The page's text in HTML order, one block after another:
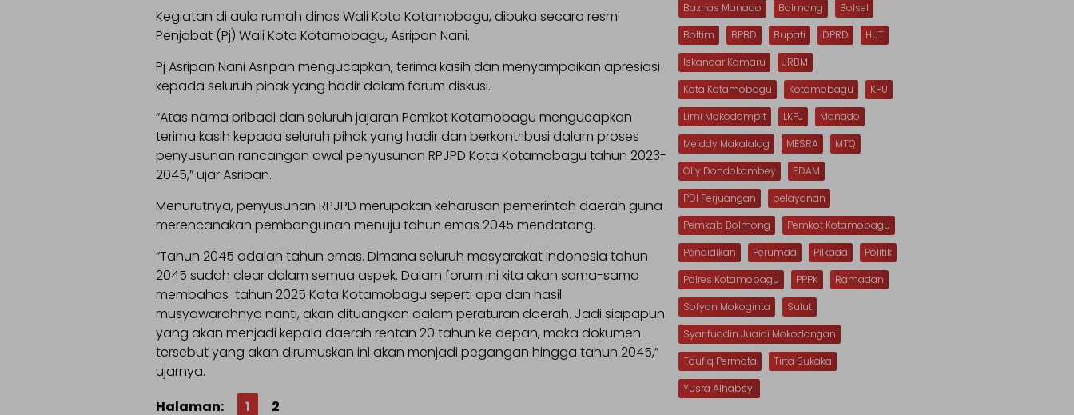
Kegiatan di aula rumah dinas Wali Kota Kotamobagu, dibuka secara resmi
Penjabat (Pj) Wali Kota Kotamobagu, Asripan Nani.
Pj Asripan Nani Asripan mengucapkan, terima kasih dan menyampaikan apresiasi
kepada seluruh pihak yang hadir dalam forum diskusi.
“Atas nama pribadi dan seluruh jajaran Pemkot Kotamobagu mengucapkan
terima kasih kepada seluruh pihak yang hadir dan berkontribusi dalam proses
penyusunan rancangan awal penyusunan RPJPD Kota Kotamobagu tahun 2023-
2045,” ujar Asripan.
Menurutnya, penyusunan RPJPD merupakan keharusan pemerintah daerah guna
merencanakan pembangunan menuju tahun emas 2045 mendatang.
“Tahun 2045 adalah tahun emas. Dimana seluruh masyarakat Indonesia tahun
2045 sudah clear dalam semua aspek. Dalam forum ini kita akan sama-sama
membahas tahun 2025 Kota Kotamobagu seperti apa dan hasil
musyawarahnya nanti, akan dituangkan dalam peraturan daerah. Jadi siapapun
yang akan menjadi kepala daerah rentan 20 tahun ke depan, maka dokumen
tersebut yang akan dirumuskan ini akan menjadi pegangan hingga tahun 2045,”
ujarnya.
Halaman:
1 2
Baznas Manado
Bolmong
Bolsel
Boltim
BPBD Bupati DPRD
HUT
Iskandar Kamaru
JRBM
Kota Kotamobagu
Kotamobagu
KPU
Limi Mokodompit
LKPJ
Manado
Meiddy Makalalag
MESRA
MTQ
Olly Dondokambey
PDAM
PDI Perjuangan
pelayanan
Pemkab Bolmong
Pemkot Kotamobagu
Pendidikan
Perumda Pilkada
Politik
Polres Kotamobagu
PPPK
Ramadan
Sofyan Mokoginta
Sulut
Syarifuddin Juaidi Mokodongan
Taufiq Permata
Tirta Bukaka
Yusra Alhabsyi